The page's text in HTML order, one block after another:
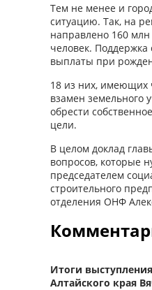
Тем не менее и
ситуацию. Так, на
направлено 160
человек.
выплаты при
18 из них, имеющих
взамен земельного
обрести
цели.
В целом доклад
вопросов, которые
председателем
строительного
отделения ОНФ
Итоги
Алтайского края